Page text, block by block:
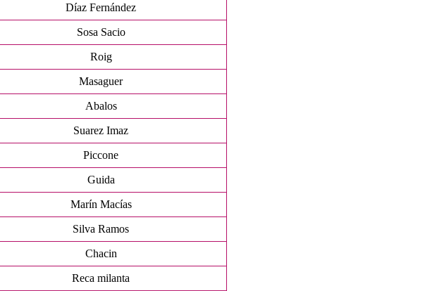
Díaz Fernández
Sosa Sacio
Roig
Masaguer
Abalos
Suarez Imaz
Piccone
Guida
Marín Macías
Silva Ramos
Chacin
Reca milanta